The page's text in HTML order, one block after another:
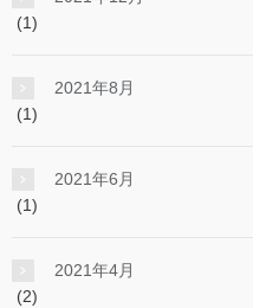
(1)
2021年8月
(1)
2021年6月
(1)
2021年4月
(2)